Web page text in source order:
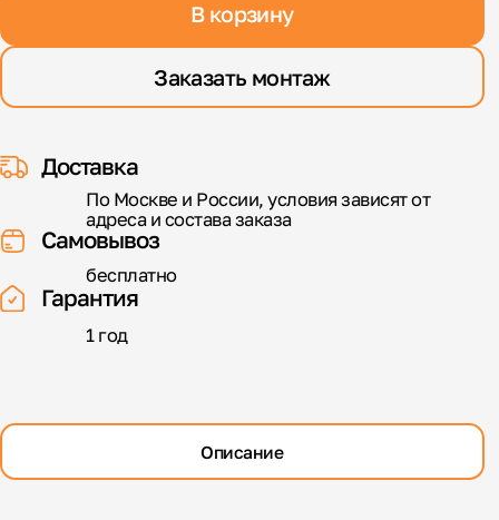
В корзину
Заказать монтаж
Доставка
По Москве и России, условия зависят от
адреса и состава заказа
Самовывоз
бесплатно
Гарантия
1 год
Описание